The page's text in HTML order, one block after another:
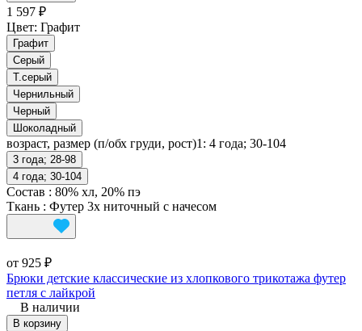
1 597 ₽
Цвет: Графит
Графит
Серый
Т.серый
Чернильный
Черный
Шоколадный
возраст, размер (п/обх груди, рост)1: 4 года; 30-104
3 года; 28-98
4 года; 30-104
Состав : 80% хл, 20% пэ
Ткань : Футер 3х ниточный с начесом
от 925 ₽
Брюки детские классические из хлопкового трикотажа футер
петля с лайкрой
В наличии
В корзину